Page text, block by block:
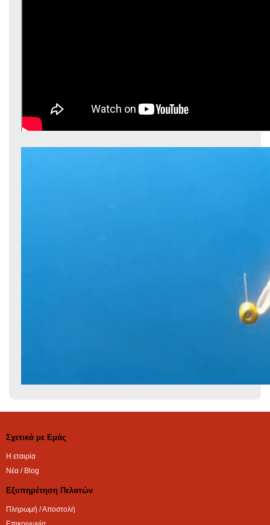
Σχετικά με Εμάς
Η εταιρία
Νέα / Blog
Εξυπηρέτηση Πελατών
Πληρωμή / Αποστολή